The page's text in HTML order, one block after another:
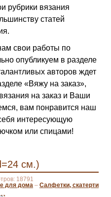
рубрики вязания
статей
свои работы по
опубликуем в разделе
авторов ждет
«Вяжу на заказ»,
на заказ и Ваши
вам понравится наш
интересующую
или спицами!
см.)
18791
для дома – Салфетки, скатерти